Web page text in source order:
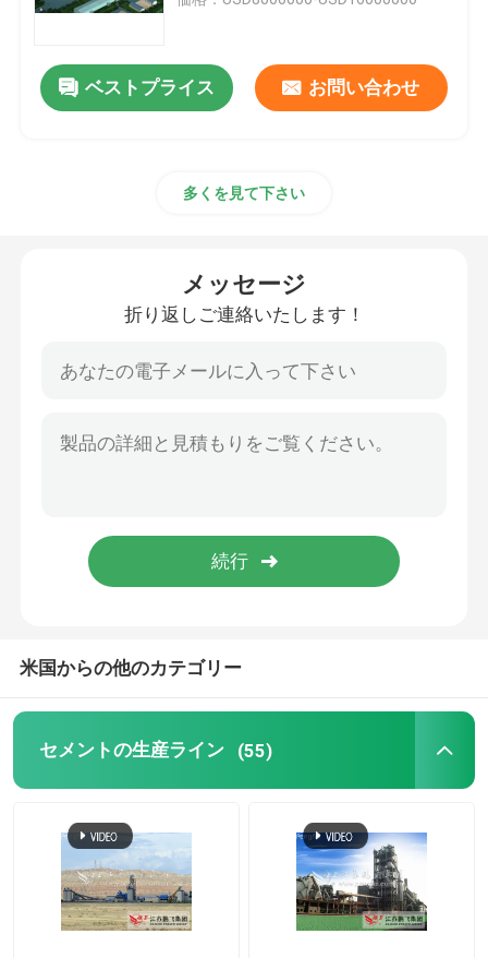
ロータリー キルン システム
ロータリー キルンの部品
ベストプライス お問い合わせ
多くを見て下さい
メッセージ
折り返しご連絡いたします！
米国からの他のカテゴリー
セメントの生産ライン (55)